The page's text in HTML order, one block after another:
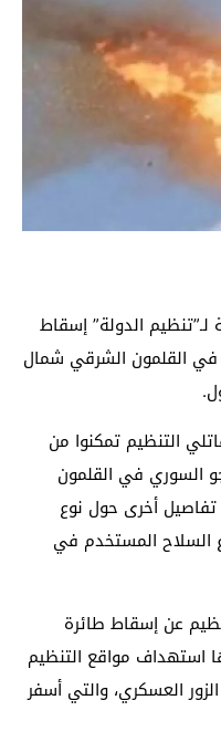
لـ”تنظيم الدولة” إسقاط
في القلمون الشرقي شمال
التنظيم تمكنوا من
السوري في القلمون
أخرى حول نوع
السلاح المستخدم في
عن إسقاط طائرة
محاولتها استهداف مواقع التنظيم
العسكري، والتي أسفر